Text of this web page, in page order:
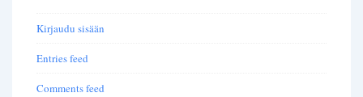
Kirjaudu sisään
Entries feed
Comments feed